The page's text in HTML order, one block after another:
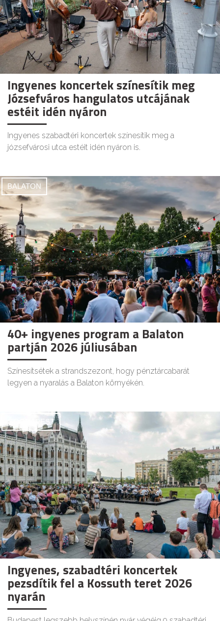
Ingyenes koncertek színesítik meg
Józsefváros hangulatos utcájának
estéit idén nyáron
Ingyenes szabadtéri koncertek színesítik meg a
józsefvárosi utca estéit idén nyáron is.
BALATON
40+ ingyenes program a Balaton
partján 2026 júliusában
Színesítsétek a strandszezont, hogy pénztárcabarát
legyen a nyaralás a Balaton környékén.
GOODAPEST
Ingyenes, szabadtéri koncertek
pezsdítik fel a Kossuth teret 2026
nyarán